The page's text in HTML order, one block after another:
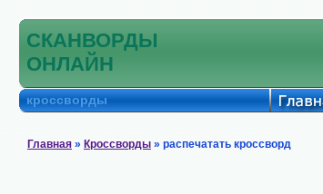
СКАНВОРДЫ
ОНЛАЙН
кроссворды
Главная » Кроссворды » распечатать кроссворд